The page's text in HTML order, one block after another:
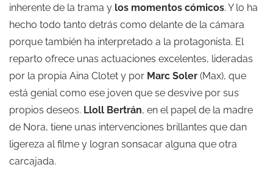
inherente de la trama y los momentos cómicos. Y lo ha
hecho todo tanto detrás como delante de la cámara
porque también ha interpretado a la protagonista. El
reparto ofrece unas actuaciones excelentes, lideradas
por la propia Aina Clotet y por Marc Soler (Max), que
está genial como ese joven que se desvive por sus
propios deseos. Lloll Bertrán, en el papel de la madre
de Nora, tiene unas intervenciones brillantes que dan
ligereza al filme y logran sonsacar alguna que otra
carcajada.